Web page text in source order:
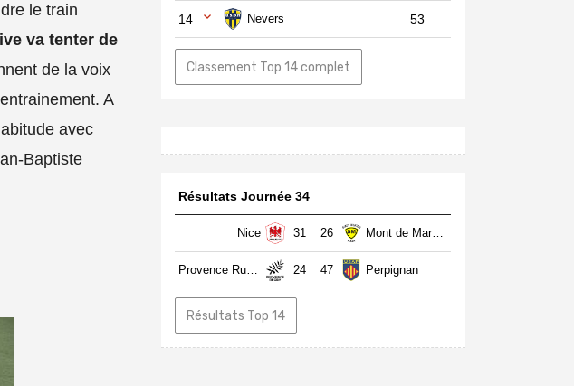
le train
va tenter de
de la voix
A
avec
Baptiste
14 Nevers 53
Classement Top 14 complet
Résultats Journée 34
Nice 31 26 Mont de Marsan
24 47 Perpignan
Résultats Top 14